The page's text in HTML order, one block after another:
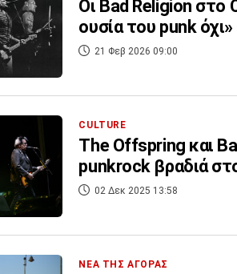
Οι Bad Religion στο
ουσία του punk όχι»
21 Φεβ 2026 09:00
CULTURE
The Offspring και
punkrock βραδιά
02 Δεκ 2025 13:58
ΝΕΑ ΤΗΣ ΑΓΟΡΑΣ